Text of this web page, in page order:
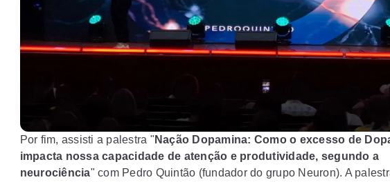
Por fim, assisti a palestra " Nação Dopamina: Como o excesso de
impacta nossa capacidade de atenção e produtividade, segundo a
neurociência" com Pedro Quintão (fundador do grupo Neuron). A